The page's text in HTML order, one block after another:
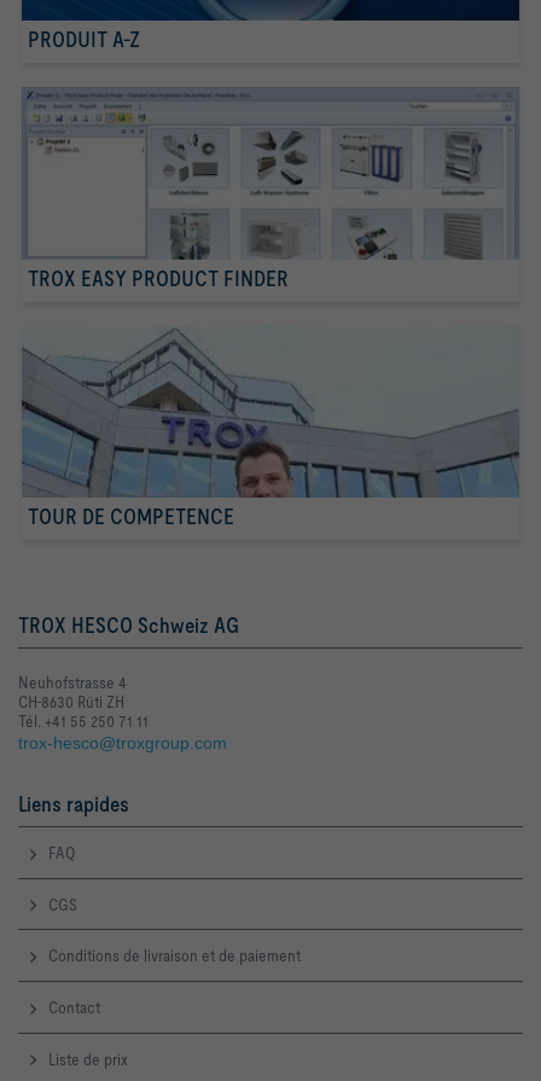
PRODUIT A-Z
TROX EASY PRODUCT FINDER
TOUR DE COMPETENCE
TROX HESCO Schweiz AG
Neuhofstrasse 4
CH-8630 Rüti ZH
Tél. +41 55 250 71 11
trox-hesco@troxgroup.com
Liens rapides
FAQ
CGS
Conditions de livraison et de paiement
Contact
Liste de prix